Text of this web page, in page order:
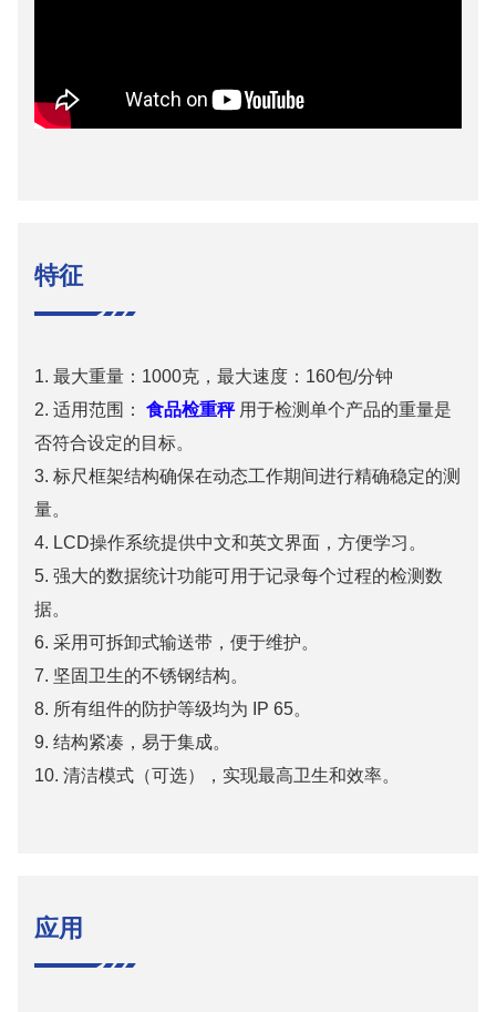
特征
1. 最大重量：1000克，最大速度：160包/分钟
2. 适用范围： 食品检重秤用于检测单个产品的重量是
否符合设定的目标。
3. 标尺框架结构确保在动态工作期间进行精确稳定的测
量。
4. LCD操作系统提供中文和英文界面，方便学习。
5. 强大的数据统计功能可用于记录每个过程的检测数
据。
6. 采用可拆卸式输送带，便于维护。
7. 坚固卫生的不锈钢结构。
8. 所有组件的防护等级均为 IP 65。
9. 结构紧凑，易于集成。
10. 清洁模式（可选），实现最高卫生和效率。
应用